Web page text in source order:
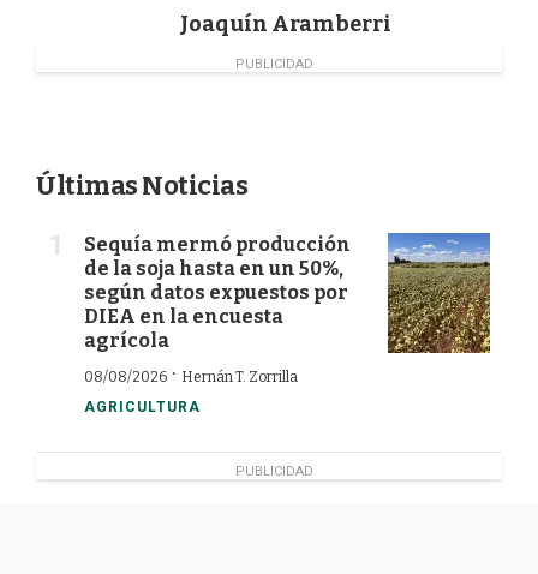
Joaquín Aramberri
PUBLICIDAD
Últimas Noticias
Sequía mermó producción
de la soja hasta en un 50%,
según datos expuestos por
DIEA en la encuesta
agrícola
08/08/2026 · Hernán T. Zorrilla
AGRICULTURA
PUBLICIDAD